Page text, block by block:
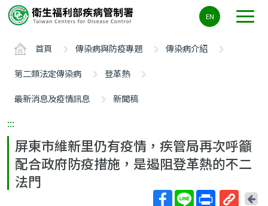
要
ALT+C
EN
首頁 傳染病與防疫專題
傳染病介紹
第二類法定傳染病
登革熱
最新消息及疫情訊息
新聞稿
:::
屏東市維新里仍有疫情，疾管局再次呼籲
配合政府防疫措施，是遏阻登革熱的不二
法門
回